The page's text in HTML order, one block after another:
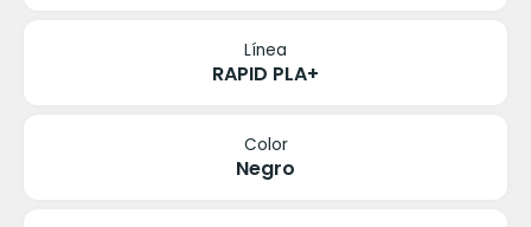
Línea
RAPID PLA+
Color
Negro